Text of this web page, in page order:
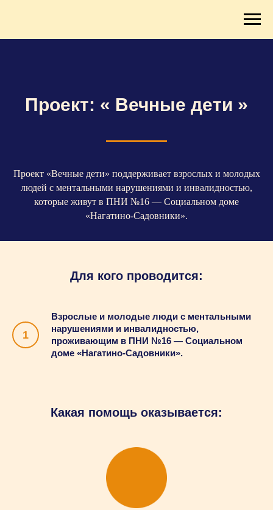
Проект: « Вечные дети »
Проект «Вечные дети» поддерживает взрослых и молодых
людей с ментальными нарушениями и инвалидностью,
которые живут в ПНИ №16 — Социальном доме
«Нагатино-Садовники».
Для кого проводится:
Взрослые и молодые люди с ментальными
нарушениями и инвалидностью,
проживающим в ПНИ №16 — Социальном
доме «Нагатино-Садовники».
Какая помощь оказывается: